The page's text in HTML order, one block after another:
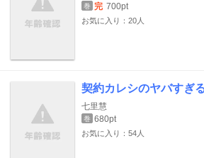
巻 完 700pt
お気に入り：20人
契約カレシのヤバすぎ
七里慧
巻 680pt
お気に入り：54人